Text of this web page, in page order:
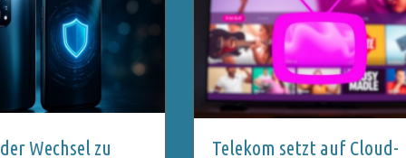
Wechsel zu
Telekom setzt auf Cloud-